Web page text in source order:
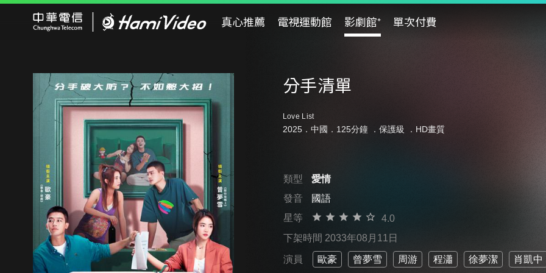
真心推薦 電視運動館 影劇館⁺ 單次付費
分手清單
Love List
2025．中國．125分鐘 ． 保護級 ．HD畫質
類型
愛情
發音
國語
星等
4.0
下架時間 2033年08月11日
演員 歐豪 曾夢雪 周游 程瀟 徐夢潔 肖凱中